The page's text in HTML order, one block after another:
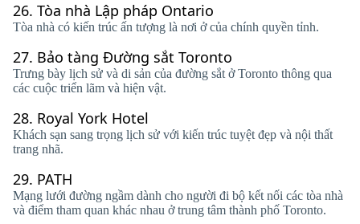
26. Tòa nhà Lập pháp Ontario
Tòa nhà có kiến ​​trúc ấn tượng là nơi ở của chính quyền tỉnh.
27. Bảo tàng Đường sắt Toronto
Trưng bày lịch sử và di sản của đường sắt ở Toronto thông qua
các cuộc triển lãm và hiện vật.
28. Royal York Hotel
Khách sạn sang trọng lịch sử với kiến ​​trúc tuyệt đẹp và nội thất
trang nhã.
29. PATH
Mạng lưới đường ngầm dành cho người đi bộ kết nối các tòa nhà
và điểm tham quan khác nhau ở trung tâm thành phố Toronto.